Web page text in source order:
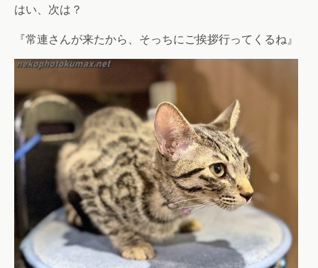
はい、次は？
『常連さんが来たから、そっちにご挨拶行ってくるね』